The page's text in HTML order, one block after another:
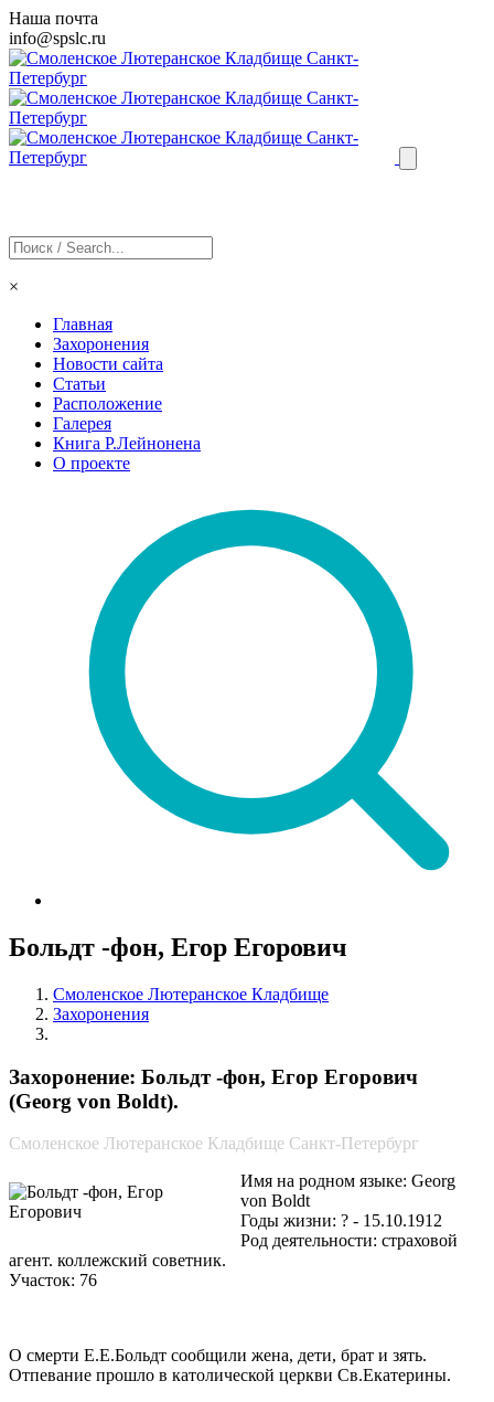
Наша почта
info@spslc.ru
×
Главная
Захоронения
Новости сайта
Статьи
Расположение
Галерея
Книга Р.Лейнонена
О проекте
Больдт -фон, Егор Егорович
Смоленское Лютеранское Кладбище
Захоронения
Захоронение: Больдт -фон, Егор Егорович
(Georg von Boldt).
Смоленское Лютеранское Кладбище Санкт-Петербург
Имя на родном языке: Georg
von Boldt
Годы жизни: ? - 15.10.1912
Род деятельности: страховой
агент. коллежский советник.
Участок: 76
О смерти Е.Е.Больдт сообщили жена, дети, брат и зять.
Отпевание прошло в католической церкви Св.Екатерины.